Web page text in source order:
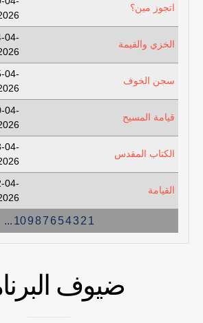
اتجوز مين؟
الخزي والقيمة
04-
سجن الخوف
04-
قيامة المسيح
04-
الكتاب المقدس
04-
القيامة
04-
1
2
3
4
5
6
7
8
9
10
...
ضيوف